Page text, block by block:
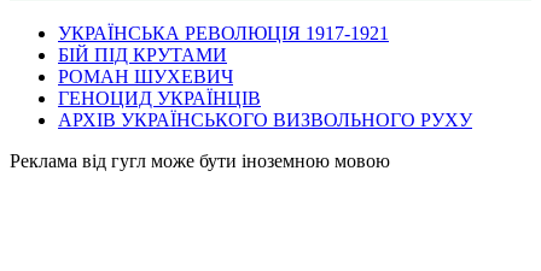
УКРАЇНСЬКА РЕВОЛЮЦІЯ 1917-1921
БІЙ ПІД КРУТАМИ
РОМАН ШУХЕВИЧ
ГЕНОЦИД УКРАЇНЦІВ
АРХІВ УКРАЇНСЬКОГО ВИЗВОЛЬНОГО РУХУ
Pеклама від гугл може бути іноземною мовою